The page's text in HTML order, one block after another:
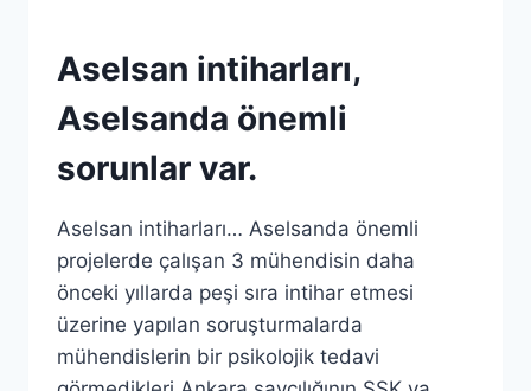
Aselsan intiharları,
Aselsanda önemli
sorunlar var.
Aselsan intiharları… Aselsanda önemli
projelerde çalışan 3 mühendisin daha
önceki yıllarda peşi sıra intihar etmesi
üzerine yapılan soruşturmalarda
mühendislerin bir psikolojik tedavi